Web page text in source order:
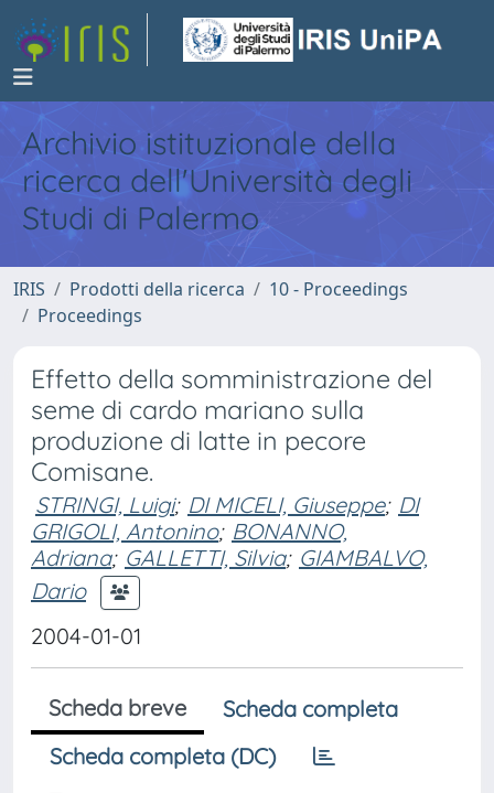
Archivio istituzionale della
ricerca dell'Università degli
Studi di Palermo
IRIS Prodotti della ricerca
10 - Proceedings
Proceedings
Effetto della somministrazione del
seme di cardo mariano sulla
produzione di latte in pecore
Comisane.
STRINGI, Luigi; DI MICELI, Giuseppe; DI
GRIGOLI, Antonino; BONANNO,
Adriana; GALLETTI, Silvia; GIAMBALVO,
Dario
2004-01-01
Scheda breve
Scheda completa
Scheda completa (DC)